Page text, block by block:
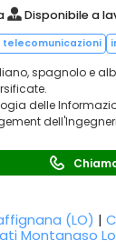
Disponibile a
spagnolo e
delle
(LO) |
Montanaso